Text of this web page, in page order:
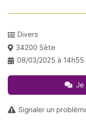
Divers
34200 Sète
08/03/2025 à 14h55
Je
Signaler un